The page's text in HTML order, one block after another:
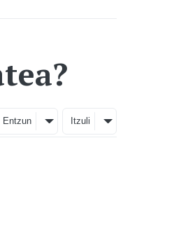
Entzun Itzuli